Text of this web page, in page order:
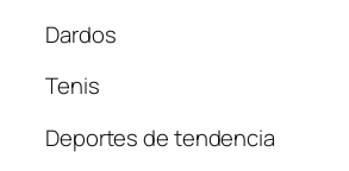
Dardos
Tenis
Deportes de tendencia